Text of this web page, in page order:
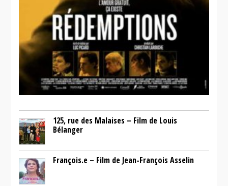
125, rue des Malaises – Film de Louis
Bélanger
François.e – Film de Jean-François Asselin